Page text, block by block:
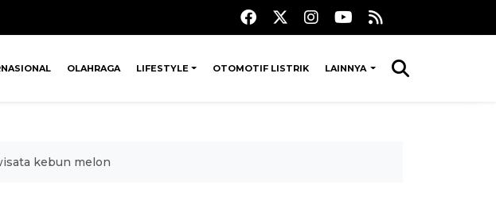
OLAHRAGA LIFESTYLE OTOMOTIF LISTRIK LAINNYA
kebun melon